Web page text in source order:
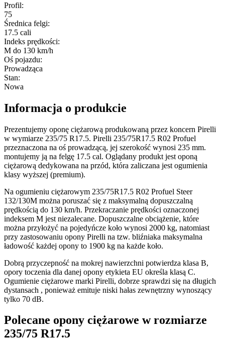
Profil:
75
Średnica felgi:
17.5 cali
Indeks prędkości:
M do 130 km/h
Oś pojazdu:
Prowadząca
Stan:
Nowa
Informacja o produkcie
Prezentujemy oponę ciężarową produkowaną przez koncern Pirelli
w wymiarze 235/75 R17.5. Pirelli 235/75R17.5 R02 Profuel
przeznaczona na oś prowadzącą, jej szerokość wynosi 235 mm.
montujemy ją na felgę 17.5 cal. Oglądany produkt jest oponą
ciężarową dedykowana na przód, która zaliczana jest ogumienia
klasy wyższej (premium).
Na ogumieniu ciężarowym 235/75R17.5 R02 Profuel Steer
132/130M można poruszać się z maksymalną dopuszczalną
prędkością do 130 km/h. Przekraczanie prędkości oznaczonej
indeksem M jest niezalecane. Dopuszczalne obciążenie, które
można przyłożyć na pojedyńcze koło wynosi 2000 kg, natomiast
przy zastosowaniu opony Pirelli na tzw. bliźniaka maksymalna
ładowość każdej opony to 1900 kg na każde koło.
Dobrą przyczepność na mokrej nawierzchni potwierdza klasa B,
opory toczenia dla danej opony etykieta EU określa klasą C.
Ogumienie ciężarowe marki Pirelli, dobrze sprawdzi się na długich
dystansach , ponieważ emituje niski hałas zewnętrzny wynoszący
tylko 70 dB.
Polecane opony ciężarowe w rozmiarze
235/75 R17.5